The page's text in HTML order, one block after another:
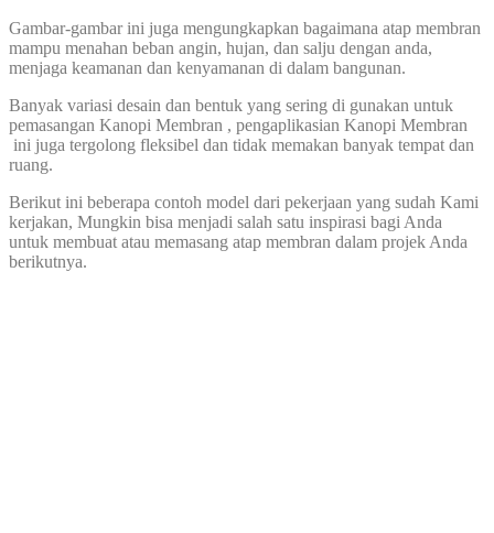
Gambar-gambar ini juga mengungkapkan bagaimana atap membran
mampu menahan beban angin, hujan, dan salju dengan anda,
menjaga keamanan dan kenyamanan di dalam bangunan.
Banyak variasi desain dan bentuk yang sering di gunakan untuk
pemasangan Kanopi Membran , pengaplikasian Kanopi Membran
ini juga tergolong fleksibel dan tidak memakan banyak tempat dan
ruang.
Berikut ini beberapa contoh model dari pekerjaan yang sudah Kami
kerjakan, Mungkin bisa menjadi salah satu inspirasi bagi Anda
untuk membuat atau memasang atap membran dalam projek Anda
berikutnya.